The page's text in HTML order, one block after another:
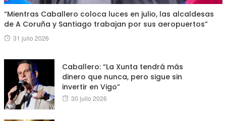
“Mientras Caballero coloca luces en julio, las alcaldesas
de A Coruña y Santiago trabajan por sus aeropuertos”
Posted
31 julio 2026
Caballero: “La Xunta tendrá más
dinero que nunca, pero sigue sin
invertir en Vigo”
Posted
30 julio 2026